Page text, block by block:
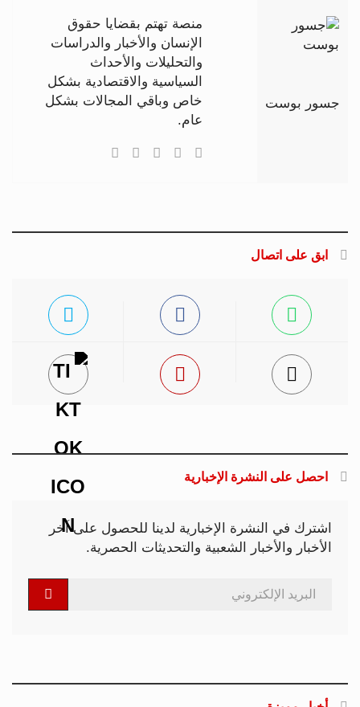
جسور بوست
منصة تهتم بقضايا حقوق
الإنسان والأخبار والدراسات
والتحليلات والأحداث
السياسية والاقتصادية بشكل
خاص وباقي المجالات بشكل
عام.
ابق على اتصال
احصل على النشرة الإخبارية
اشترك في النشرة الإخبارية لدينا للحصول على آخر
الأخبار والأخبار الشعبية والتحديثات الحصرية.